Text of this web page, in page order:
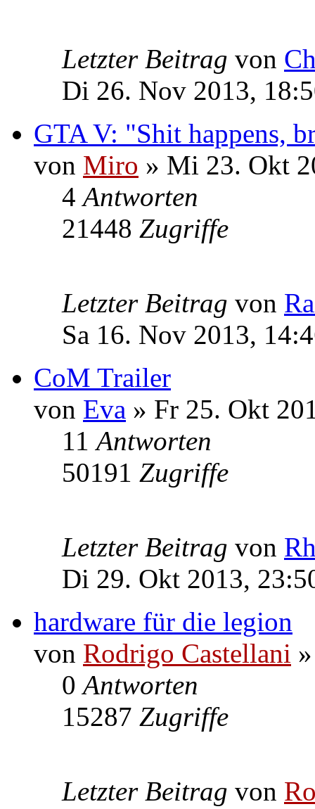
Letzter Beitrag von
Di 26. Nov 2013,
GTA V: "Shit happens,
von Miro » Mi 23. Okt
4Antworten
21448 Zugriffe
Letzter Beitrag von
Sa 16. Nov 2013,
CoM Trailer
von Eva » Fr 25. Okt
11Antworten
50191 Zugriffe
Letzter Beitrag von
Di 29. Okt 2013,
hardware für die legion
von Rodrigo Castellani
0Antworten
15287 Zugriffe
Letzter Beitrag von